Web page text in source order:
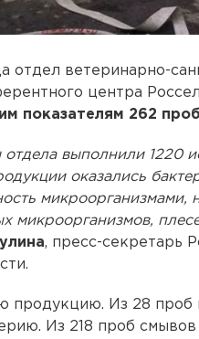
отдел ветеринарно-
центра
показателям 262
отдела выполнили 1220
оказались
микроорганизмами,
микроорганизмов,
, пресс-секретарь
продукцию. Из 28
Из 218 проб